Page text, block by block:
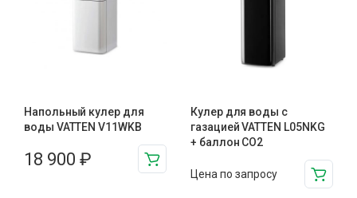
Напольный кулер для
воды VATTEN V11WKB
18 900 ₽
Кулер для воды с
газацией VATTEN L05NKG
+ баллон CO2
Цена по запросу